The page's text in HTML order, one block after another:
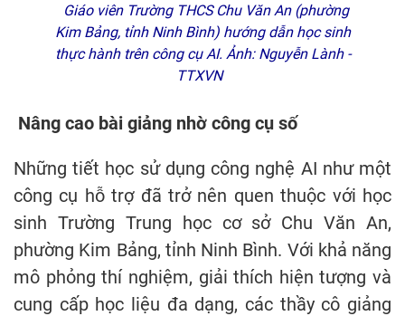
Giáo viên Trường THCS Chu Văn An (phường
Kim Bảng, tỉnh Ninh Bình) hướng dẫn học sinh
thực hành trên công cụ AI. Ảnh: Nguyễn Lành -
TTXVN
Nâng cao bài giảng nhờ công cụ số
Những tiết học sử dụng công nghệ AI như một
công cụ hỗ trợ đã trở nên quen thuộc với học
sinh Trường Trung học cơ sở Chu Văn An,
phường Kim Bảng, tỉnh Ninh Bình. Với khả năng
mô phỏng thí nghiệm, giải thích hiện tượng và
cung cấp học liệu đa dạng, các thầy cô giảng